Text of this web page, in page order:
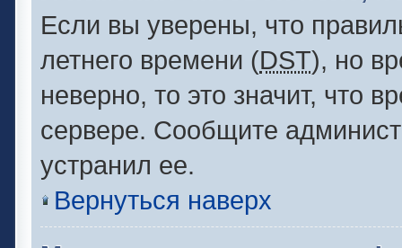
Если вы уверены, что
летнего времени (DST), но
неверно, то это значит, что
сервере. Сообщите
устранил ее.
Вернуться наверх